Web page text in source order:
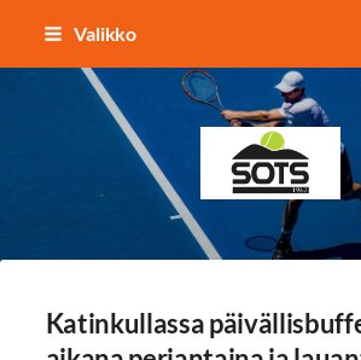
Siirry
sisältöön
Valikko
Sotkamon
Katinkullassa